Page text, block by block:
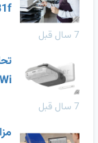
7 سال قبل
7 سال قبل